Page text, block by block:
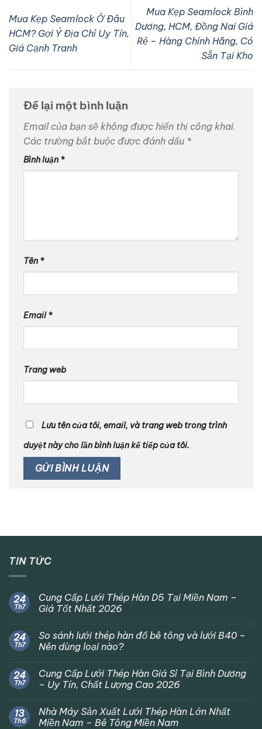
Mua Kẹp Seamlock Ở Đâu
HCM? Gợi Ý Địa Chỉ Uy Tín,
Giá Cạnh Tranh
Mua Kẹp Seamlock Bình
Dương, HCM, Đồng Nai Giá
Rẻ – Hàng Chính Hãng, Có
Sẵn Tại Kho
Để lại một bình luận
Email của bạn sẽ không được hiển thị công khai.
Các trường bắt buộc được đánh dấu *
Bình luận *
Tên *
Email*
Trang web
Lưu tên của tôi, email, và trang web trong trình
duyệt này cho lần bình luận kế tiếp của tôi.
TIN TỨC
24
Th7
Cung Cấp Lưới Thép Hàn D5 Tại Miền Nam –
Giá Tốt Nhất 2026
24
Th7
So sánh lưới thép hàn đổ bê tông và lưới B40 –
Nên dùng loại nào?
24
Th7
Cung Cấp Lưới Thép Hàn Giá Sỉ Tại Bình Dương
– Uy Tín, Chất Lượng Cao 2026
13
Th6
Nhà Máy Sản Xuất Lưới Thép Hàn Lớn Nhất
Miền Nam – Bê Tông Miền Nam